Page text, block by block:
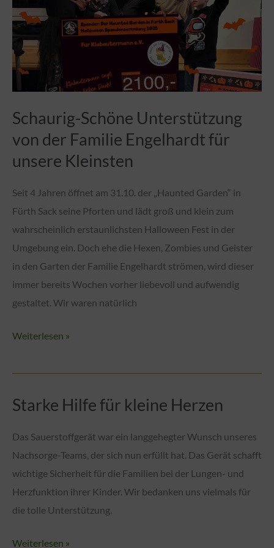
Schaurig-Schöne Unterstützung
von der Familie Engelhardt für
unsere Kleinsten
Seit 4 Jahren öffnet am 31.10. der „Haunted Garden“ in
Fürth Sack seine Pforten und lädt groß und klein zum
wahrscheinlich erstaunlichsten Halloween Fest in der
Umgebung ein. Doch ehe die Hexen, Zombies und Geister
in den Garten der Familie Engelhardt strömen, wird dieser
immer bereits Wochen vorher liebevoll und aufwendig
gestaltet. Wir waren natürlich
Schaurig-
Unterstützung
der
unsere
Weiterlesen »
Starke Hilfe für kleine Herzen
Das Sauerstoffgerät war ein langgehegter Wunsch unseres
Nachsorge-Teams, der sich nun erfüllt hat. Das Gerät schafft
wichtige Sicherheit für die Familien bei der Lungen- und
Herzfunktion ihrer Kinder. Wir bedanken uns vielmals für
die tolle Unterstützung.
Starke
Weiterlesen »